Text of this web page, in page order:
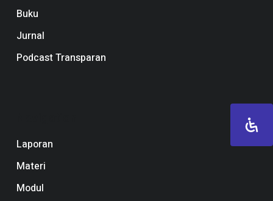
Buku
Jurnal
Podcast Transparan
Laporan
Materi
Modul